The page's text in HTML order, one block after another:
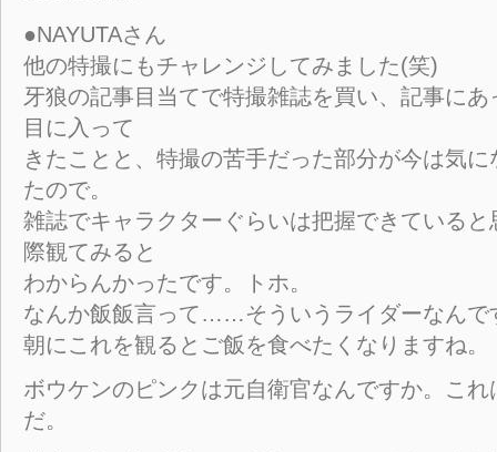
●NAYUTAさん
他の特撮にもチャレンジしてみました(笑)
牙狼の記事目当てで特撮雑誌を買い、記事に
目に入って
きたことと、特撮の苦手だった部分が今は気
たので。
雑誌でキャラクターぐらいは把握できている
際観てみると
わからんかったです。トホ。
なんか飯飯言って……そういうライダーなんで
朝にこれを観るとご飯を食べたくなりますね。
ボウケンのピンクは元自衛官なんですか。こ
だ。